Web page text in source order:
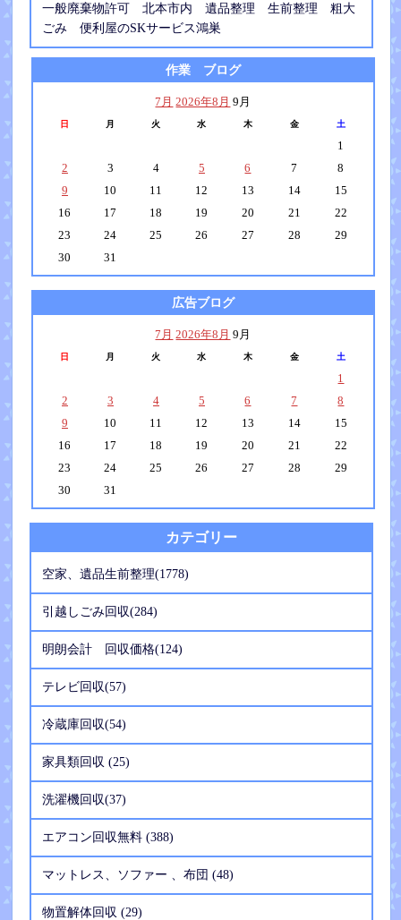
一般廃棄物許可 北本市内 遺品整理 生前整理 粗大
ごみ 便利屋のSKサービス鴻巣
作業 ブログ
7月 2026年8月 9月
日 月 火 水 木 金 土
1
2
3 4 5 6 7
8
9
10 11 12 13 14
15
16
17 18 19 20 21
22
23
24 25 26 27 28
29
30
31
広告ブログ
7月 2026年8月 9月
日 月 火 水 木 金 土
1
2
3 4 5 6 7
8
9
10 11 12 13 14
15
16
17 18 19 20 21
22
23
24 25 26 27 28
29
30
31
カテゴリー
空家、遺品生前整理(1778)
引越しごみ回収(284)
明朗会計 回収価格(124)
テレビ回収(57)
冷蔵庫回収(54)
家具類回収 (25)
洗濯機回収(37)
エアコン回収無料 (388)
マットレス、ソファー 、布団 (48)
物置解体回収 (29)